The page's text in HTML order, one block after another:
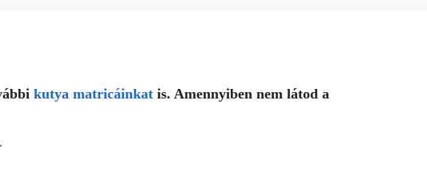
kutya matricáinkatis. Amennyiben nem látod a